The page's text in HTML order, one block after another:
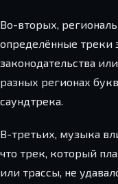
Во-вторых,
определённые треки
законодательства
разных регионах
саундтрека.
В-третьих, музыка
что трек, который
или трассы, не